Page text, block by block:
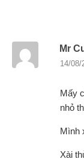
Mr
14/08/
Mấy
nhỏ
Mình
Xài